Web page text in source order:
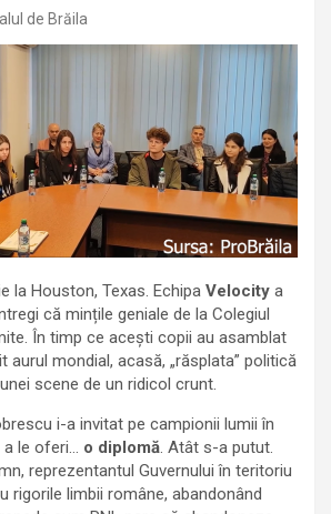
de Brăila
la Houston, Texas. Echipa Velocity a
că mințile geniale de la Colegiul
În timp ce acești copii au asamblat
aurul mondial, acasă, „răsplata” politică
scene de un ridicol crunt.
i-a invitat pe campionii lumii în
a le oferi… o diplomă. Atât s-a putut.
reprezentantul Guvernului în teritoriu
rigorile limbii române, abandonând